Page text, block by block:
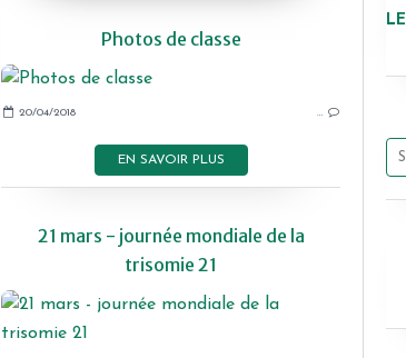
Photos de classe
20/04/2018 …
EN SAVOIR PLUS
2017-2018
COURSE CONTRE LA FAIM
21 mars - journée mondiale de la
trisomie 21